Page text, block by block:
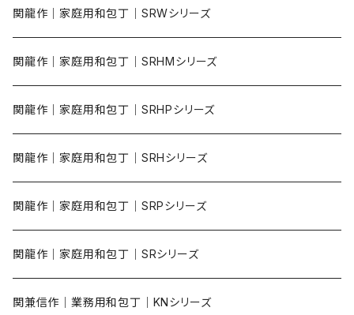
関龍作｜家庭用和包丁｜SRWシリーズ
関龍作｜家庭用和包丁｜SRHMシリーズ
関龍作｜家庭用和包丁｜SRHPシリーズ
関龍作｜家庭用和包丁｜SRHシリーズ
関龍作｜家庭用和包丁｜SRPシリーズ
関龍作｜家庭用和包丁｜SRシリーズ
関兼信作｜業務用和包丁｜KNシリーズ​